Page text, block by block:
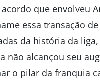
que envolveu
essa transação
da história da
não alcançou seu
o pilar da franquia